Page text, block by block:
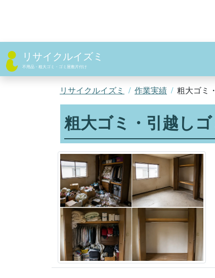
ン
へ
ス
リサイクルイズミ
不用品・粗大ゴミ・ゴミ屋敷片付け
リサイクルイズミ 作業実績 粗大ゴミ
粗大ゴミ・引越し